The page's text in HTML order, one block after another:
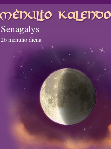
Senagalys
26 mėnulio diena